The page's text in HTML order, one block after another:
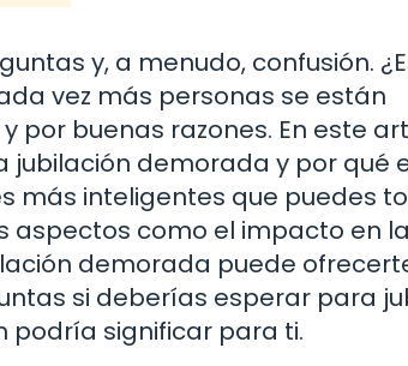
y, a menudo, confusión.
vez más personas se están
buenas razones. En este
jubilación demorada y por qué
más inteligentes que puedes
aspectos como el impacto en
demorada puede
si deberías esperar para
podría significar para ti.